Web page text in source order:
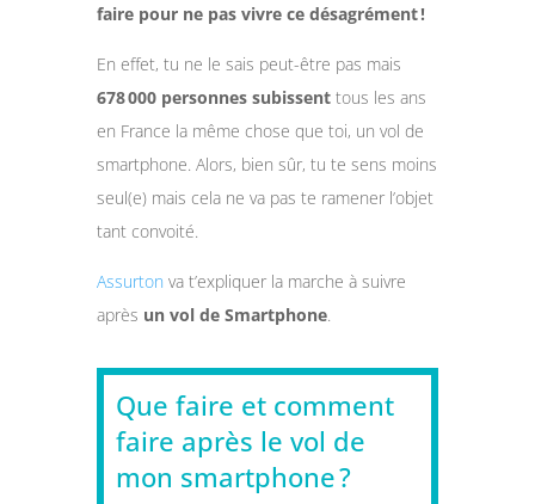
faire pour ne pas vivre ce désagrément !
En effet, tu ne le sais peut-être pas mais
678 000 personnes subissenttous les ans
en France la même chose que toi, un vol de
smartphone. Alors, bien sûr, tu te sens moins
seul(e) mais cela ne va pas te ramener l’objet
tant convoité.
Assurton va t’expliquer la marche à suivre
après un vol de Smartphone.
Que faire et comment
faire après le vol de
mon smartphone ?